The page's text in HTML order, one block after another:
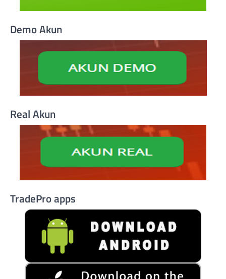
Demo Akun
Real Akun
TradePro apps